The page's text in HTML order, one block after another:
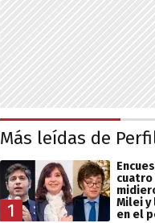
Más leídas de
1
Milei y
en el